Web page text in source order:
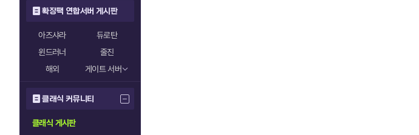
확장팩 연합서버 게시판
아즈샤라
듀로탄
윈드러너
줄진
해외
게이트 서버
클래식 커뮤니티
클래식 게시판